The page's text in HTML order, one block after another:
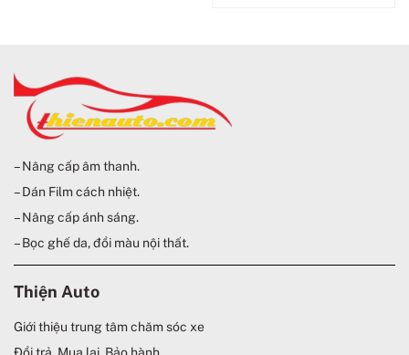
– Nâng cấp âm thanh.
– Dán Film cách nhiệt.
– Nâng cấp ánh sáng.
– Bọc ghế da, đổi màu nội thất.
Thiện Auto
Giới thiệu trung tâm chăm sóc xe
Đổi trả, Mua lại, Bảo hành